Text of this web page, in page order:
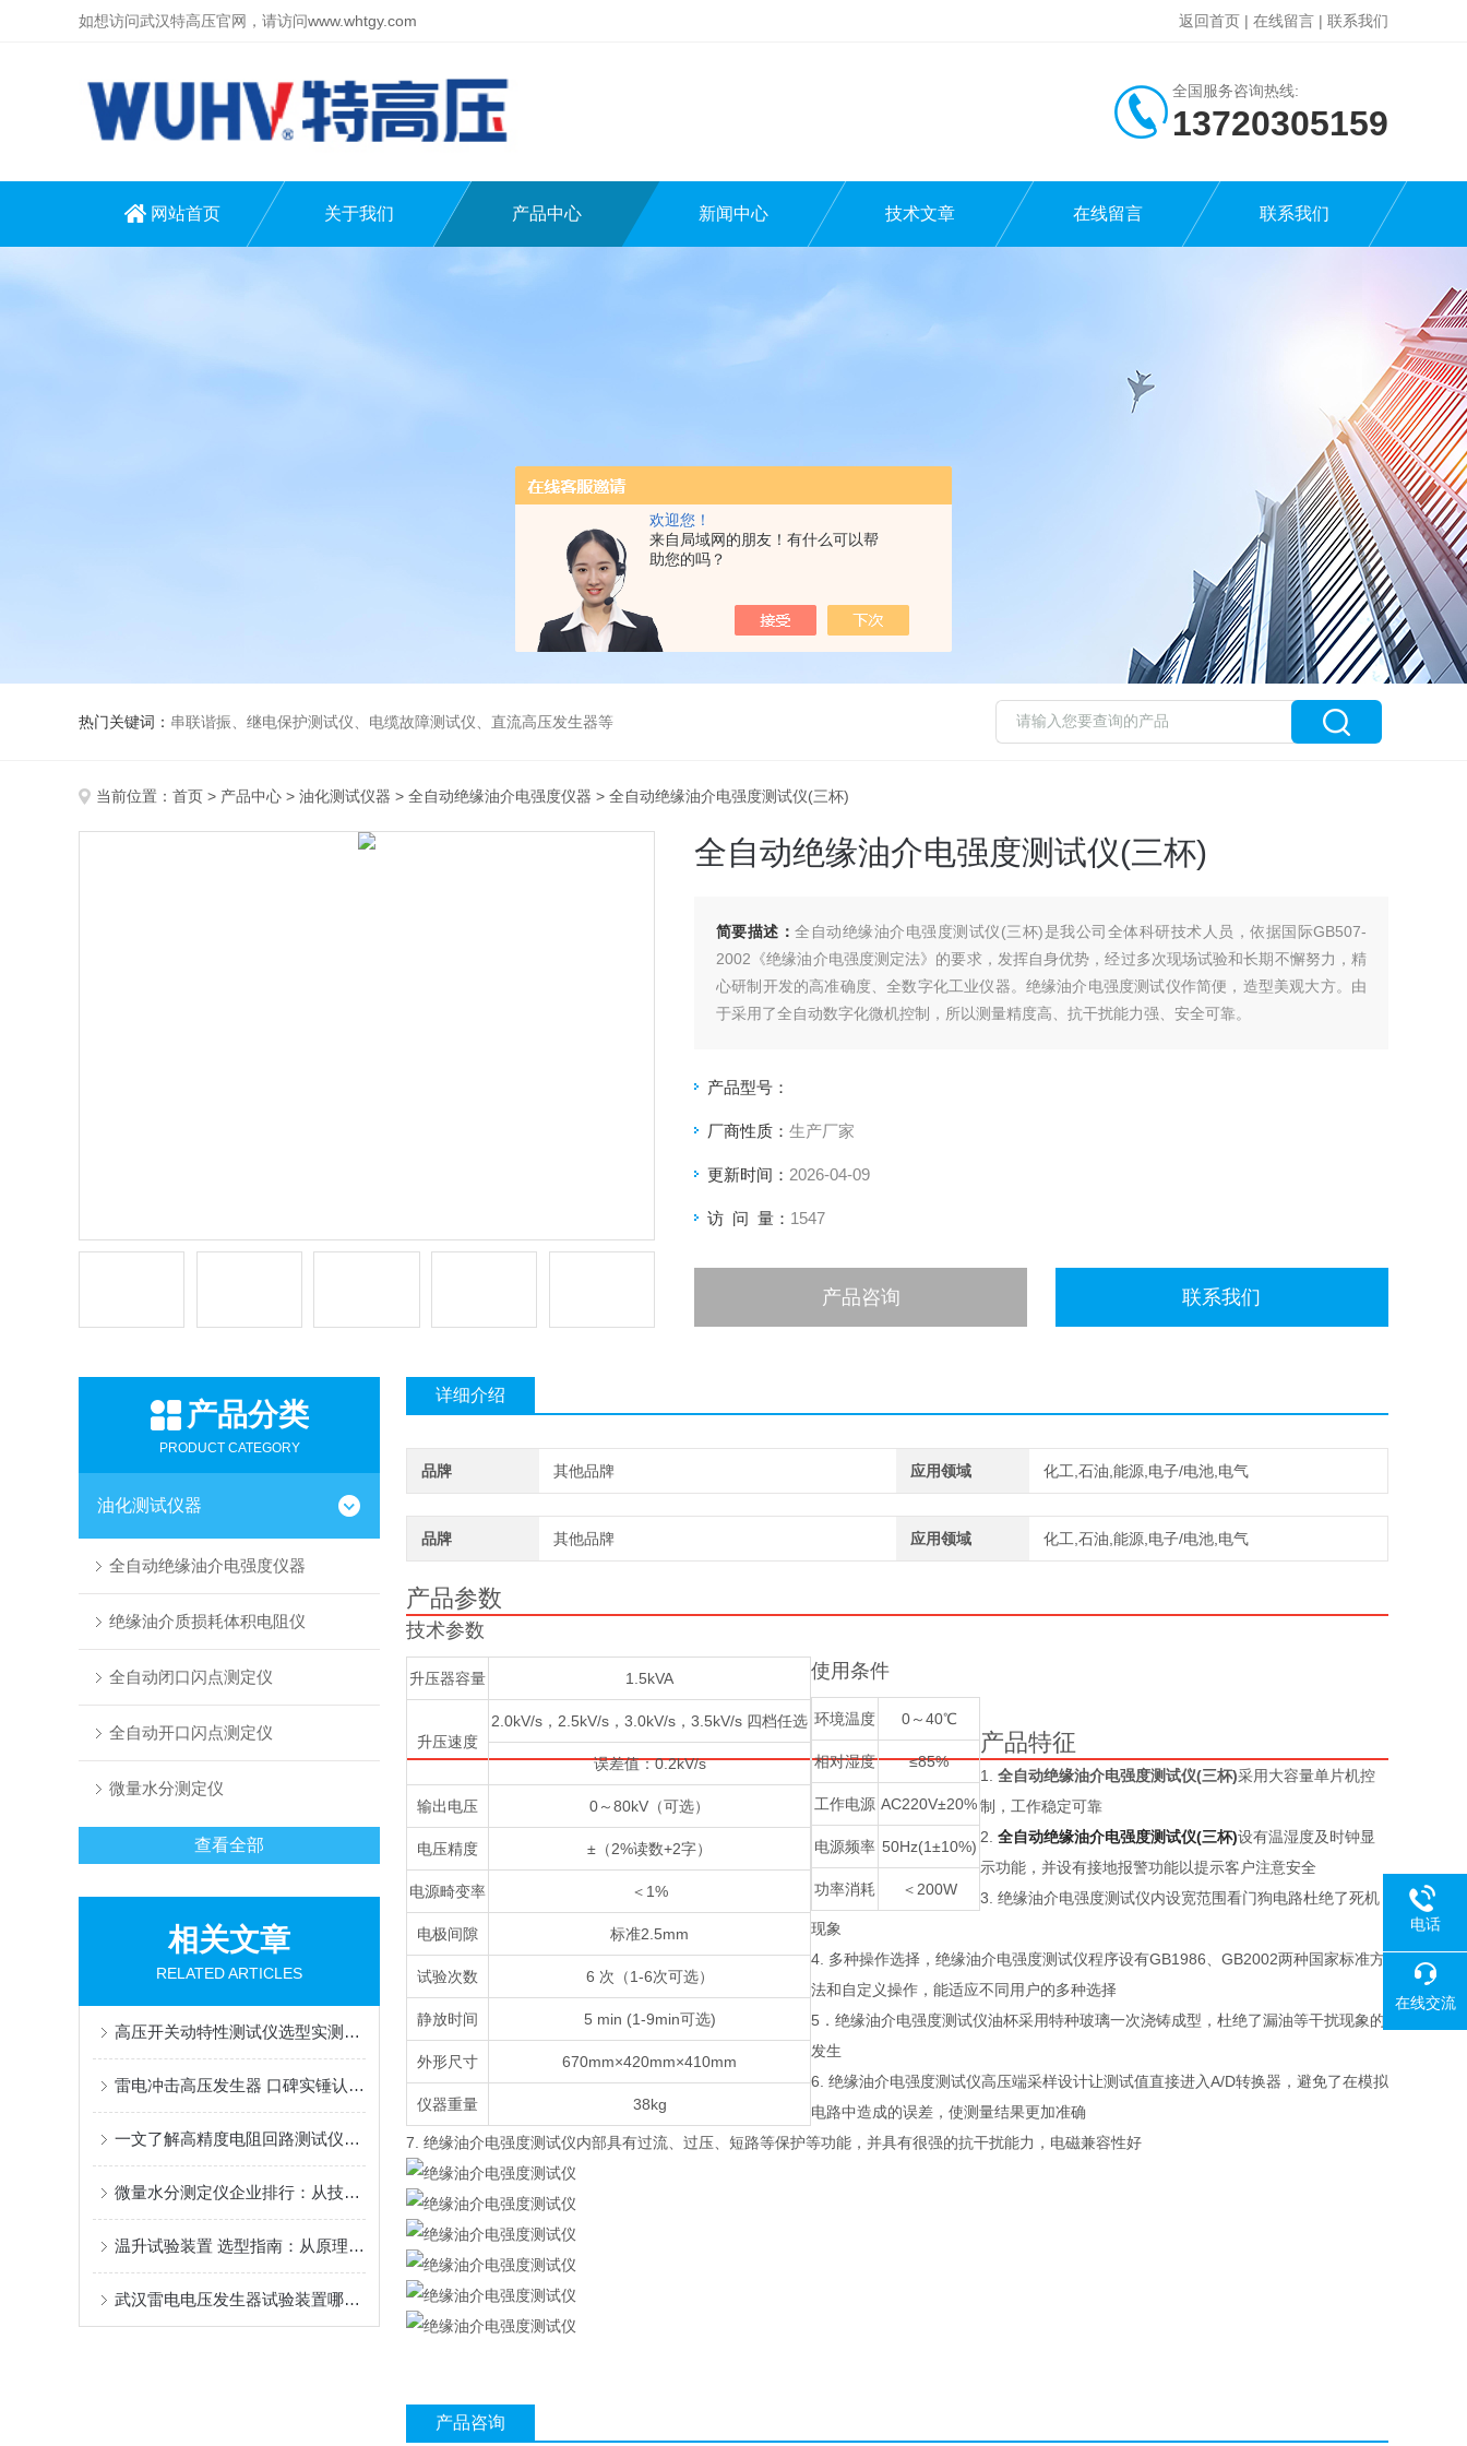
欢迎您！
来自局域网的朋友！有什么可以帮
助您的吗？
如想访问武汉特高压官网，请访问www.whtgy.com 返回首页 | 在线留言 | 联系我们
全国服务咨询热线:
13720305159
网站首页 关于我们 产品中心 新闻中心 技术文章 在线留言 联系我们
热门关键词： 串联谐振、继电保护测试仪、电缆故障测试仪、直流高压发生器等
当前位置： 首页 > 产品中心 > 油化测试仪器 > 全自动绝缘油介电强度仪器 > 全自动绝缘油介电强度测试仪(三杯)
全自动绝缘油介电强度测试仪(三杯)
简要描述：全自动绝缘油介电强度测试仪(三杯)是我公司全体科研技术人员，依据国际GB507-
2002《绝缘油介电强度测定法》的要求，发挥自身优势，经过多次现场试验和长期不懈努力，精
心研制开发的高准确度、全数字化工业仪器。绝缘油介电强度测试仪作简便，造型美观大方。由
于采用了全自动数字化微机控制，所以测量精度高、抗干扰能力强、安全可靠。
产品型号：
厂商性质： 生产厂家
更新时间： 2026-04-09
访 问 量： 1547
产品咨询 联系我们
产品分类
PRODUCT CATEGORY
油化测试仪器
全自动绝缘油介电强度仪器
绝缘油介质损耗体积电阻仪
全自动闭口闪点测定仪
全自动开口闪点测定仪
微量水分测定仪
查看全部
相关文章
RELATED ARTICLES
高压开关动特性测试仪选型实测：性能对比与技术优化解析
雷电冲击高压发生器 口碑实锤认证！2大生产企业，合作客户好评源源不断！
一文了解高精度电阻回路测试仪的工作原理|武汉特高压
微量水分测定仪企业排行：从技术到应用看武汉特高压的解题思路
温升试验装置 选型指南：从原理到实践——大电流长时稳流，才是真本事
武汉雷电电压发生器试验装置哪个厂家好，武汉特高压设备复杂工况适配分析
详细介绍
品牌 其他品牌 应用领域 化工,石油,能源,电子/电池,电气
品牌 其他品牌 应用领域 化工,石油,能源,电子/电池,电气
产品参数
技术参数
升压器容量 1.5kVA
升压速度
2.0kV/s，2.5kV/s，3.0kV/s，3.5kV/s 四档任选
误差值：0.2kV/s
输出电压 0～80kV（可选）
电压精度 ±（2%读数+2字）
电源畸变率 ＜1%
电极间隙 标准2.5mm
试验次数 6 次（1-6次可选）
静放时间 5 min (1-9min可选)
外形尺寸 670mm×420mm×410mm
仪器重量 38kg
使用条件
环境温度 0～40℃
相对湿度 ≤85%
工作电源 AC220V±20%
电源频率 50Hz(1±10%)
功率消耗 ＜200W
产品特征
1. 全自动绝缘油介电强度测试仪(三杯)采用大容量单片机控
制，工作稳定可靠
2. 全自动绝缘油介电强度测试仪(三杯)设有温湿度及时钟显
示功能，并设有接地报警功能以提示客户注意安全
3. 绝缘油介电强度测试仪内设宽范围看门狗电路杜绝了死机
现象
4. 多种操作选择，绝缘油介电强度测试仪程序设有GB1986、GB2002两种国家标准方
法和自定义操作，能适应不同用户的多种选择
5．绝缘油介电强度测试仪油杯采用特种玻璃一次浇铸成型，杜绝了漏油等干扰现象的
发生
6. 绝缘油介电强度测试仪高压端采样设计让测试值直接进入A/D转换器，避免了在模拟
电路中造成的误差，使测量结果更加准确
7. 绝缘油介电强度测试仪内部具有过流、过压、短路等保护等功能，并具有很强的抗干扰能力，电磁兼容性好
产品咨询
电话
在线交流